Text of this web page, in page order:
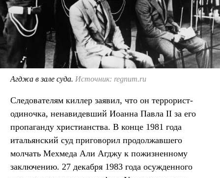
Агджа в зале суда. Источник: regnum.ru
Следователям киллер заявил, что он террорист-
одиночка, ненавидевший Иоанна Павла II за его
пропаганду христианства. В конце 1981 года
итальянский суд приговорил продолжавшего
молчать Мехмеда Али Агджу к пожизненному
заключению. 27 декабря 1983 года осужденного